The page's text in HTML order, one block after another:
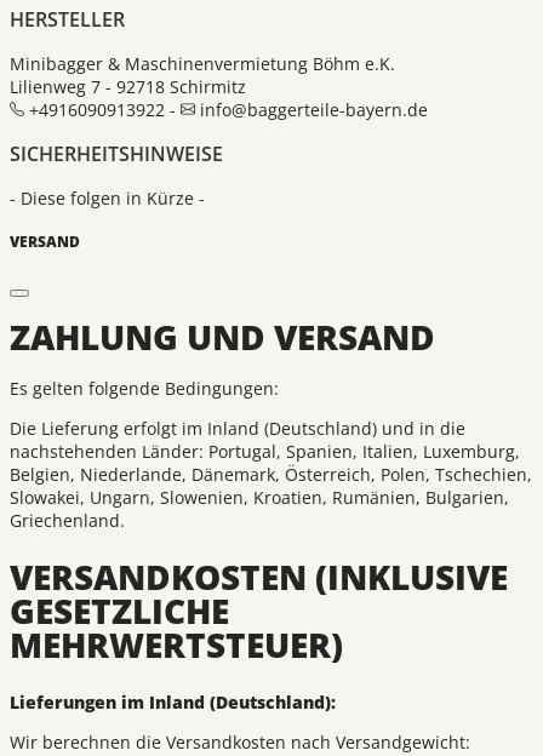
HERSTELLER
Minibagger & Maschinenvermietung Böhm e.K.
Lilienweg 7 - 92718 Schirmitz
+4916090913922 -
info@baggerteile-bayern.de
SICHERHEITSHINWEISE
- Diese folgen in Kürze -
VERSAND
ZAHLUNG UND VERSAND
Es gelten folgende Bedingungen:
Die Lieferung erfolgt im Inland (Deutschland) und in die
nachstehenden Länder: Portugal, Spanien, Italien, Luxemburg,
Belgien, Niederlande, Dänemark, Österreich, Polen, Tschechien,
Slowakei, Ungarn, Slowenien, Kroatien, Rumänien, Bulgarien,
Griechenland.
VERSANDKOSTEN (INKLUSIVE
GESETZLICHE
MEHRWERTSTEUER)
Lieferungen im Inland (Deutschland):
Wir berechnen die Versandkosten nach Versandgewicht: